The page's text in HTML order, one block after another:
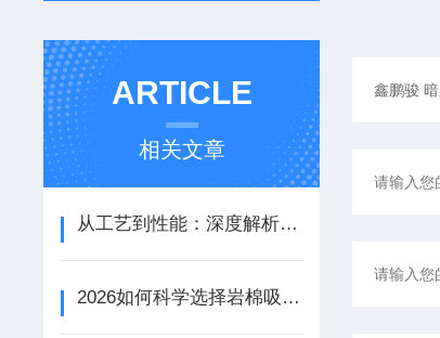
ARTICLE
相关文章
从工艺到性能：深度解析铝天花吸音板的结构优势与应用场景
2026如何科学选择岩棉吸音板：性能参数、安装工艺与场景适配